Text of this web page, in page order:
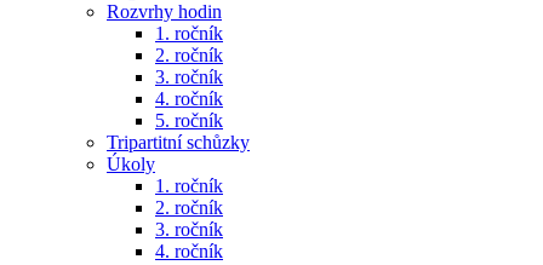
Rozvrhy hodin
1. ročník
2. ročník
3. ročník
4. ročník
5. ročník
Tripartitní schůzky
Úkoly
1. ročník
2. ročník
3. ročník
4. ročník